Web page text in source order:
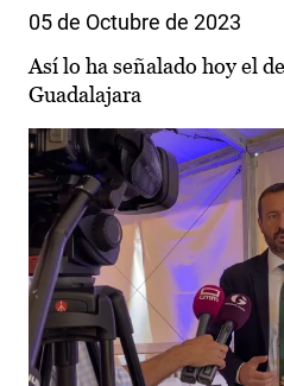
05 de Octubre de 2023
Así lo ha señalado hoy el
Guadalajara